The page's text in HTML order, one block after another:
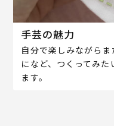
手芸の魅力
自分で楽しみながら
になど、つくってみ
ます。